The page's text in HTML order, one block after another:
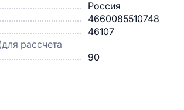
Россия
4660085510748
46107
рассчета
90